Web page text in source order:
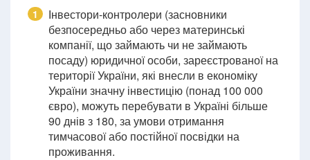
1
Інвестори-контролери (засновники
безпосередньо або через материнські
компанії, що займають чи не займають
посаду) юридичної особи, зареєстрованої на
території України, які внесли в економіку
України значну інвестицію (понад 100 000
євро), можуть перебувати в Україні більше
90 днів з 180, за умови отримання
тимчасової або постійної посвідки на
проживання.